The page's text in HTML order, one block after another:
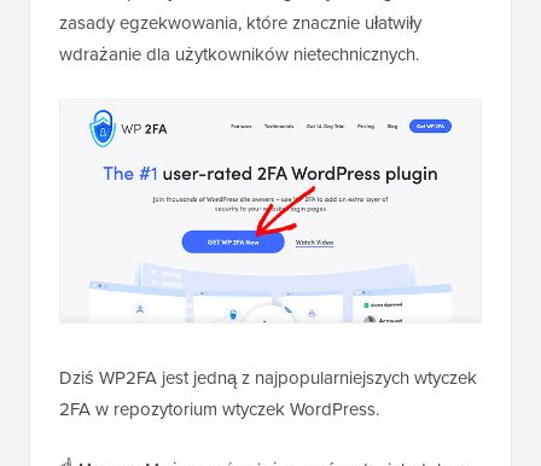
zasady egzekwowania, które znacznie ułatwiły
wdrażanie dla użytkowników nietechnicznych.
Dziś WP2FA jest jedną z najpopularniejszych wtyczek
2FA w repozytorium wtyczek WordPress.